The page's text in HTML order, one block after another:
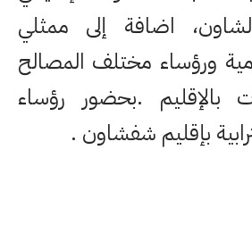
اضافة إلى ممثلي
ورؤساء مختلف المصالح
بالإقليم .بحضور رؤساء
بإقليم شفشاون .